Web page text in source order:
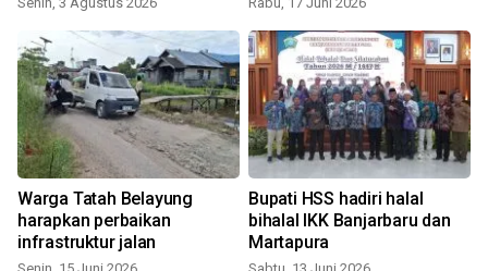
Warga Tatah Belayung
harapkan perbaikan
infrastruktur jalan
Bupati HSS hadiri halal
bihalal IKK Banjarbaru dan
Martapura